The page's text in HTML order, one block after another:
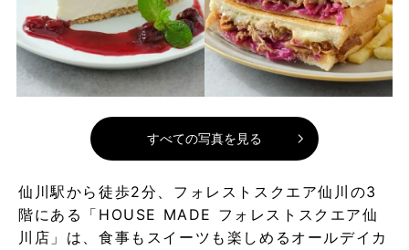
すべての写真を見る
仙川駅から徒歩2分、フォレストスクエア仙川の3
階にある「HOUSE MADE フォレストスクエア仙
川店」は、食事もスイーツも楽しめるオールデイカ